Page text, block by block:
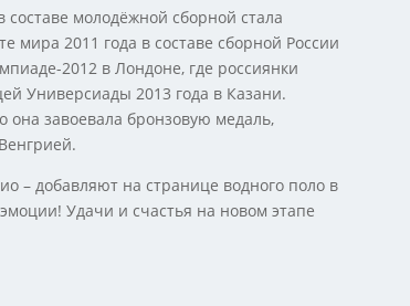
молодёжной сборной стала
2011 года в составе сборной России
2012 в Лондоне, где россиянки
Универсиады 2013 года в Казани.
завоевала бронзовую медаль,
– добавляют на странице водного поло в
Удачи и счастья на новом этапе